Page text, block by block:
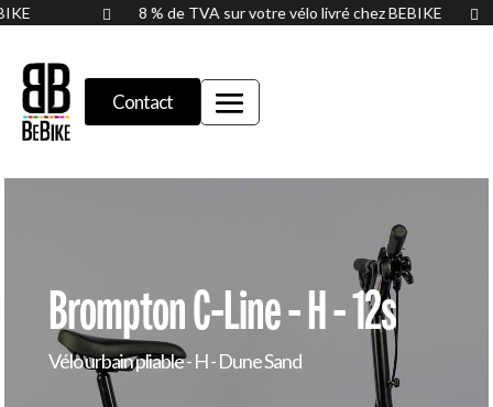
 8 % de TVA sur votre vélo livré chez BEBIKE 
Contact
Brompton C-Line - H - 12s
Vélo urbain pliable - H - Dune Sand